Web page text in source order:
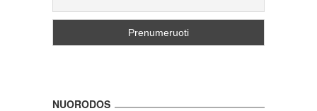
NUORODOS